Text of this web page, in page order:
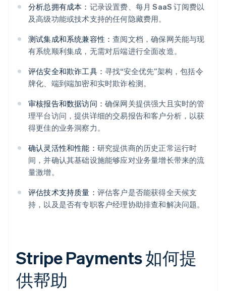
分析总拥有成本： 记录设置费、每月 SaaS 订阅费以
及高级功能或技术支持的任何隐藏费用。
测试集成和系统兼容性：查阅文档，确保网关能与现
有系统顺利集成，无需对后端进行全面改造。
评估安全和欺诈工具： 寻找“安全优先”架构，包括令
牌化、端到端加密和实时欺诈检测。
审核报告和数据访问： 确保网关提供强大且实时的管
理平台访问，提供详细的交易报告和客户分析，以获
得更佳的业务洞察力。
确认灵活性和性能： 研究提供商的历史正常运行时
间，并确认其基础设施能够应对业务量增长带来的流
量激增。
评估技术支持质量： 评估客户是否能获得全天候支
持，以及是否有专职客户经理协助排查和解决问题。
Stripe Payments 如何提
供帮助